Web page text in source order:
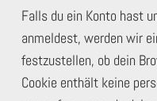
Falls du ein Konto hast
anmeldest, werden wir
festzustellen, ob dein
Cookie enthält keine